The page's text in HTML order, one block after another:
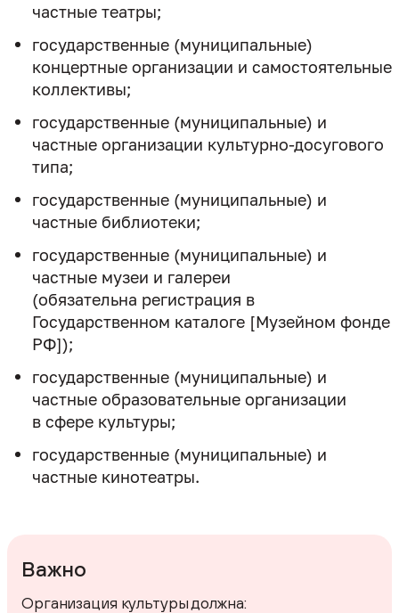
частные театры;
государственные (муниципальные)
концертные организации и самостоятельные
коллективы;
государственные (муниципальные) и
частные организации культурно-досугового
типа;
государственные (муниципальные) и
частные библиотеки;
государственные (муниципальные) и
частные музеи и галереи
(обязательна регистрация в
Государственном каталоге [Музейном фонде
РФ]);
государственные (муниципальные) и
частные образовательные организации
в сфере культуры;
государственные (муниципальные) и
частные кинотеатры.
Важно
Организация культуры должна: